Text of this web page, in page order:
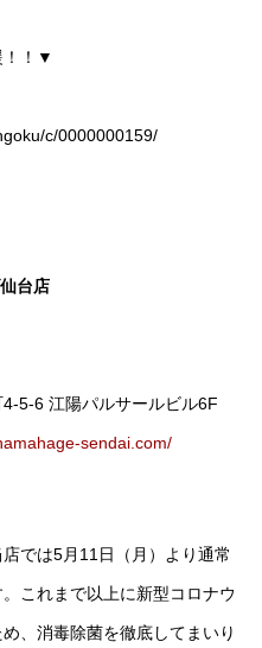
！！▼
c/0000000159/
台店
5-6 江陽パルサールビル6F
sendai.com/
では5月11日（月）より通常
これまで以上に新型コロナウ
、消毒除菌を徹底してまいり